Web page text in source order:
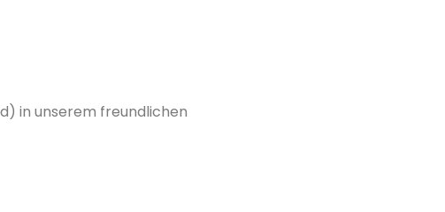
in unserem freundlichen